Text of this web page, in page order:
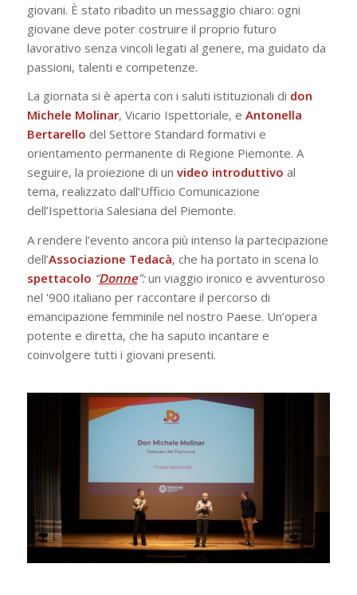
giovani. È stato ribadito un messaggio chiaro: ogni
giovane deve poter costruire il proprio futuro
lavorativo senza vincoli legati al genere, ma guidato da
passioni, talenti e competenze.
La giornata si è aperta con i saluti istituzionali di don
Michele Molinar, Vicario Ispettoriale, e Antonella
Bertarello del Settore Standard formativi e
orientamento permanente di Regione Piemonte. A
seguire, la proiezione di un video introduttivo al
tema, realizzato dall’Ufficio Comunicazione
dell’Ispettoria Salesiana del Piemonte.
A rendere l’evento ancora più intenso la partecipazione
dell’Associazione Tedacà, che ha portato in scena lo
spettacolo “Donne”:un viaggio ironico e avventuroso
nel ‘900 italiano per raccontare il percorso di
emancipazione femminile nel nostro Paese. Un’opera
potente e diretta, che ha saputo incantare e
coinvolgere tutti i giovani presenti.